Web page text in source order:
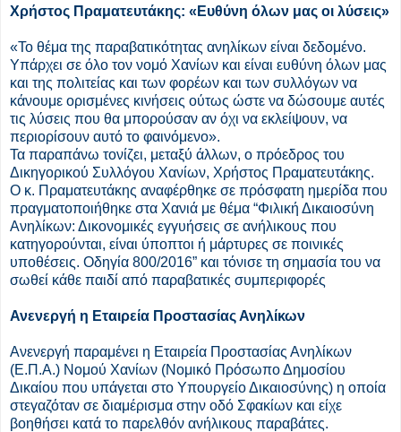
Χρήστος Πραματευτάκης: «Ευθύνη όλων μας οι λύσεις»
«Το θέμα της παραβατικότητας ανηλίκων είναι δεδομένο.
Υπάρχει σε όλο τον νομό Χανίων και είναι ευθύνη όλων μας
και της πολιτείας και των φορέων και των συλλόγων να
κάνουμε ορισμένες κινήσεις ούτως ώστε να δώσουμε αυτές
τις λύσεις που θα μπορούσαν αν όχι να εκλείψουν, να
περιορίσουν αυτό το φαινόμενο».
Τα παραπάνω τονίζει, μεταξύ άλλων, ο πρόεδρος του
Δικηγορικού Συλλόγου Χανίων, Χρήστος Πραματευτάκης.
Ο κ. Πραματευτάκης αναφέρθηκε σε πρόσφατη ημερίδα που
πραγματοποιήθηκε στα Χανιά με θέμα “Φιλική Δικαιοσύνη
Ανηλίκων: Δικονομικές εγγυήσεις σε ανήλικους που
κατηγορούνται, είναι ύποπτοι ή μάρτυρες σε ποινικές
υποθέσεις. Οδηγία 800/2016” και τόνισε τη σημασία του να
σωθεί κάθε παιδί από παραβατικές συμπεριφορές
Ανενεργή η Εταιρεία Προστασίας Ανηλίκων
Ανενεργή παραμένει η Εταιρεία Προστασίας Ανηλίκων
(Ε.Π.Α.) Νομού Χανίων (Νομικό Πρόσωπο Δημοσίου
Δικαίου που υπάγεται στο Yπουργείο Δικαιοσύνης) η οποία
στεγαζόταν σε διαμέρισμα στην οδό Σφακίων και είχε
βοηθήσει κατά το παρελθόν ανήλικους παραβάτες.